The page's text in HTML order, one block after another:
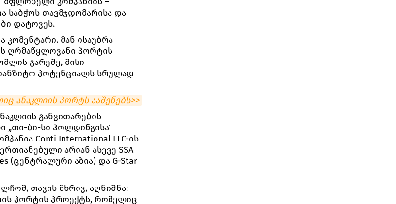
საბჭოს თავმჯდომარისა და
დატოვეს.
კომენტარი. მან ისაუბრა
ღრმაწყლოვანი პორტის
გარეშე, მისი
პოტენციალს სრულად
ანაკლიის პორტს ააშენებს>>
განვითარების
„თი-ბი-სი ჰოლდინგისა"
Conti International LLC-ის
არიან ასევე SSA
(ცენტრალური აზია) და G-Star
თავის მხრივ, აღნიშნა:
პორტის პროექტს, რომელიც